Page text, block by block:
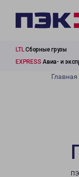
LTLСборные грузы
EXPRESS Авиа- и
Главная